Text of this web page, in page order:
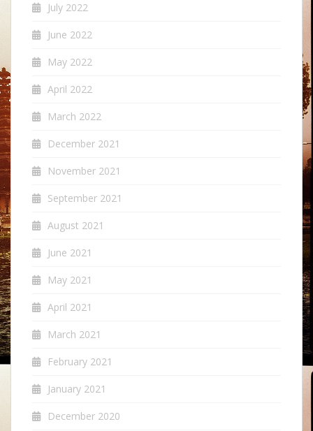
July 2022
June 2022
May 2022
April 2022
March 2022
December 2021
November 2021
September 2021
August 2021
June 2021
May 2021
April 2021
March 2021
February 2021
January 2021
December 2020